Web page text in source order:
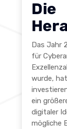
Die
Das Jahr
für
wurde,
ein
digitaler
mögliche